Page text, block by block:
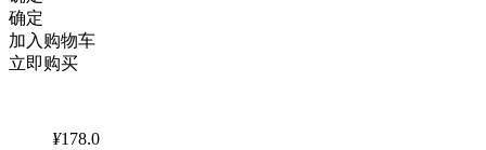
确定
加入购物车
立即购买
¥178.0